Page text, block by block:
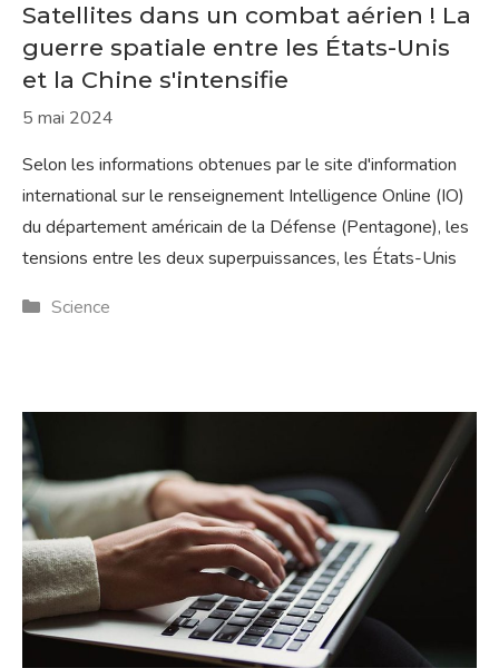
Satellites dans un combat aérien ! La
guerre spatiale entre les États-Unis
et la Chine s'intensifie
5 mai 2024
Selon les informations obtenues par le site d'information
international sur le renseignement Intelligence Online (IO)
du département américain de la Défense (Pentagone), les
tensions entre les deux superpuissances, les États-Unis
Catégories
Science